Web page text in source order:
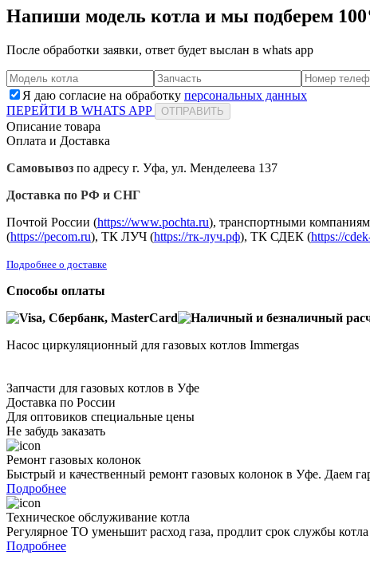
Напиши модель котла и мы подберем
После обработки заявки, ответ будет выслан в whats app
Я даю согласие на обработку персональных данных
ПЕРЕЙТИ В WHATS APP
ОТПРАВИТЬ
Описание товара
Оплата и Доставка
Самовывоз по адресу г. Уфа, ул. Менделеева 137
Доставка по РФ и СНГ
Почтой России (https://www.pochta.ru), транспортными
(https://pecom.ru), ТК ЛУЧ (https://тк-луч.рф), ТК СДЕК (https://
Подробнее о доставке
Способы оплаты
Насос циркуляционный для газовых котлов Immergas
Запчасти для газовых котлов в Уфе
Доставка по России
Для оптовиков специальные цены
Не забудь заказать
Ремонт газовых колонок
Быстрый и качественный ремонт газовых колонок в Уфе. Даем
Подробнее
Техническое обслуживание котла
Регулярное ТО уменьшит расход газа, продлит срок службы
Подробнее